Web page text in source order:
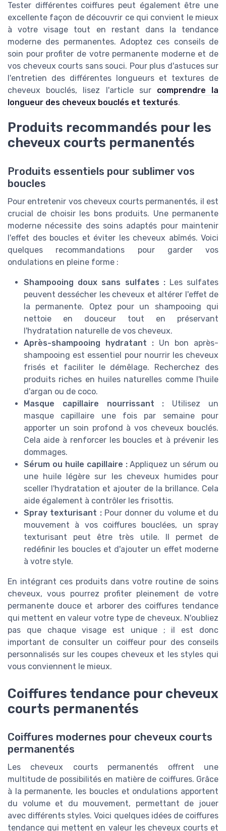
Tester différentes coiffures peut également être une
excellente façon de découvrir ce qui convient le mieux
à votre visage tout en restant dans la tendance
moderne des permanentes. Adoptez ces conseils de
soin pour profiter de votre permanente moderne et de
vos cheveux courts sans souci. Pour plus d'astuces sur
l'entretien des différentes longueurs et textures de
cheveux bouclés, lisez l'article sur comprendre la
longueur des cheveux bouclés et texturés.
Produits recommandés pour les
cheveux courts permanentés
Produits essentiels pour sublimer vos
boucles
Pour entretenir vos cheveux courts permanentés, il est
crucial de choisir les bons produits. Une permanente
moderne nécessite des soins adaptés pour maintenir
l'effet des boucles et éviter les cheveux abîmés. Voici
quelques recommandations pour garder vos
ondulations en pleine forme :
Shampooing doux sans sulfates :Les sulfates
peuvent dessécher les cheveux et altérer l'effet de
la permanente. Optez pour un shampooing qui
nettoie en douceur tout en préservant
l'hydratation naturelle de vos cheveux.
Après-shampooing hydratant : Un bon après-
shampooing est essentiel pour nourrir les cheveux
frisés et faciliter le démêlage. Recherchez des
produits riches en huiles naturelles comme l'huile
d'argan ou de coco.
Masque capillaire nourrissant : Utilisez un
masque capillaire une fois par semaine pour
apporter un soin profond à vos cheveux bouclés.
Cela aide à renforcer les boucles et à prévenir les
dommages.
Sérum ou huile capillaire :Appliquez un sérum ou
une huile légère sur les cheveux humides pour
sceller l'hydratation et ajouter de la brillance. Cela
aide également à contrôler les frisottis.
Spray texturisant :Pour donner du volume et du
mouvement à vos coiffures bouclées, un spray
texturisant peut être très utile. Il permet de
redéfinir les boucles et d'ajouter un effet moderne
à votre style.
En intégrant ces produits dans votre routine de soins
cheveux, vous pourrez profiter pleinement de votre
permanente douce et arborer des coiffures tendance
qui mettent en valeur votre type de cheveux. N'oubliez
pas que chaque visage est unique ; il est donc
important de consulter un coiffeur pour des conseils
personnalisés sur les coupes cheveux et les styles qui
vous conviennent le mieux.
Coiffures tendance pour cheveux
courts permanentés
Coiffures modernes pour cheveux courts
permanentés
Les cheveux courts permanentés offrent une
multitude de possibilités en matière de coiffures. Grâce
à la permanente, les boucles et ondulations apportent
du volume et du mouvement, permettant de jouer
avec différents styles. Voici quelques idées de coiffures
tendance qui mettent en valeur les cheveux courts et